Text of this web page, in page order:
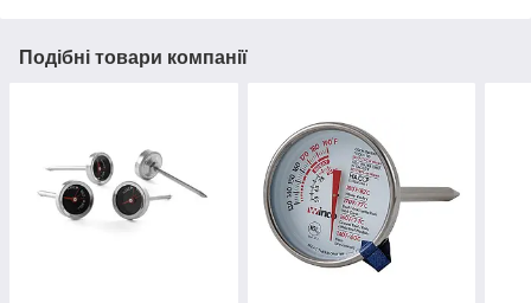
Подібні товари компанії